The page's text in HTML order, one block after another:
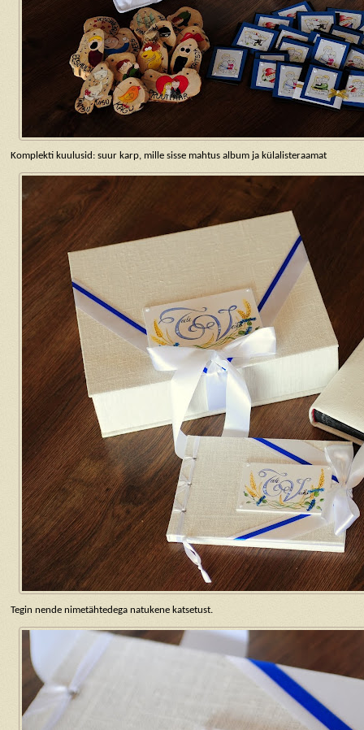
Komplekti kuulusid: suur karp, mille sisse mahtus album ja külalisteraamat
Tegin nende nimetähtedega natukene katsetust.